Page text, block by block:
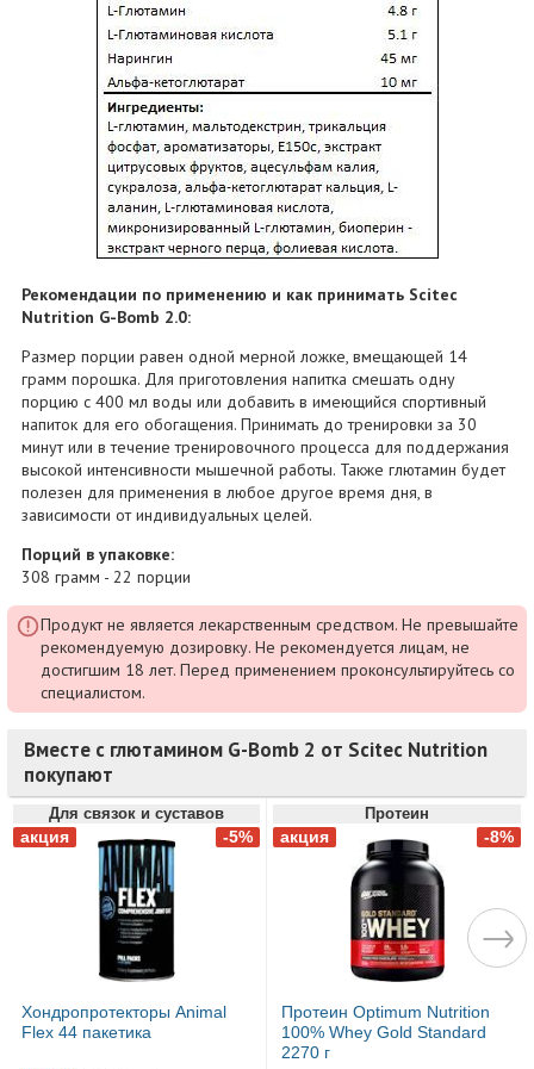
Рекомендации по применению и как принимать Scitec
Nutrition G-Bomb 2.0:
Размер порции равен одной мерной ложке, вмещающей 14
грамм порошка. Для приготовления напитка смешать одну
порцию с 400 мл воды или добавить в имеющийся спортивный
напиток для его обогащения. Принимать до тренировки за 30
минут или в течение тренировочного процесса для поддержания
высокой интенсивности мышечной работы. Также глютамин будет
полезен для применения в любое другое время дня, в
зависимости от индивидуальных целей.
Порций в упаковке:
308 грамм - 22 порции
Продукт не является лекарственным средством. Не превышайте
рекомендуемую дозировку. Не рекомендуется лицам, не
достигшим 18 лет. Перед применением проконсультируйтесь со
специалистом.
Вместе с глютамином G-Bomb 2 от Scitec Nutrition
покупают
Для связок и суставов
Хондропротекторы Animal
Flex 44 пакетика
Протеин
Протеин Optimum Nutrition
100% Whey Gold Standard
2270 г